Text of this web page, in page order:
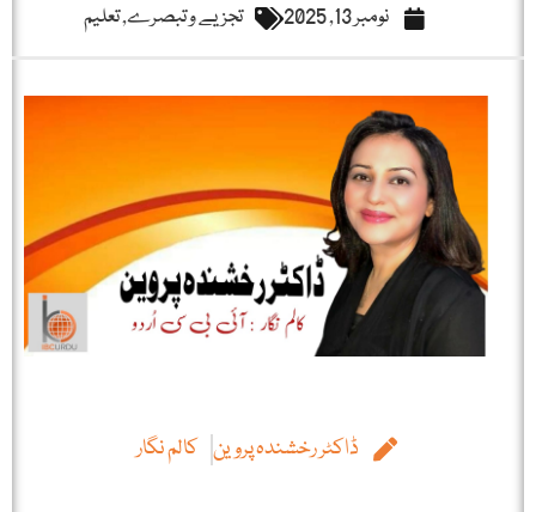
نومبر 13, 2025 تجزیے و تبصرے,تعلیم
ڈاکٹر رخشندہ پروین کالم نگار